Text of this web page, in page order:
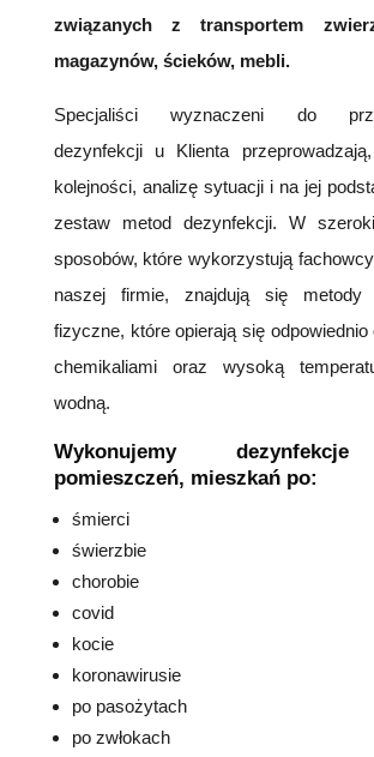
związanych z transportem
magazynów, ścieków, mebli.
Specjaliści wyznaczeni do
dezynfekcji u Klienta
kolejności, analizę sytuacji i na jej
zestaw metod dezynfekcji. W
sposobów, które wykorzystują
naszej firmie, znajdują się metody
fizyczne, które opierają się
chemikaliami oraz wysoką
wodną.
Wykonujemy
pomieszczeń, mieszkań po:
śmierci
świerzbie
chorobie
covid
kocie
koronawirusie
po pasożytach
po zwłokach